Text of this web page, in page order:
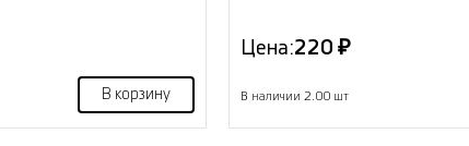
В корзину
Цена:220 ₽
В наличии 2.00 шт